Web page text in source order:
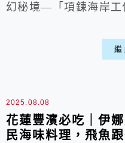
幻秘境—「項鍊海岸工
外，這裡的餐點也很
項鍊海岸工作室善用
吹拂下，一邊欣賞東海
地美食，絕對是花蓮
就帶大...
2025.08.08
花蓮豐濱必吃｜伊
民海味料理，飛魚